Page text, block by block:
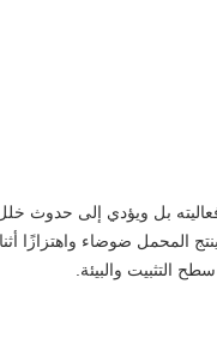
بل ويؤدي إلى حدوث
المحمل ضوضاء واهتزازًا
التثبيت والبيئة.